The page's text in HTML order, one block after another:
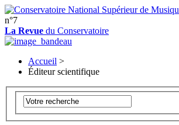
n°7
La Revue du Conservatoire
Accueil >
Éditeur scientifique